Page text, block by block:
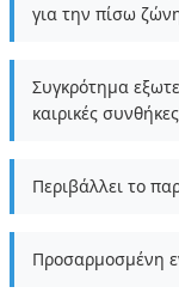
για την πίσω
Συγκρότημα
καιρικές
Περιβάλλει το
Προσαρμοσμένη